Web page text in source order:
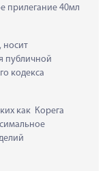
прилегание 40мл
носит
публичной
кодекса
как  Корега